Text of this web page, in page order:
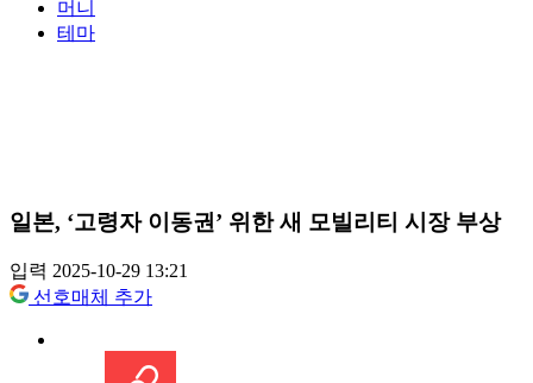
머니
테마
일본, ‘고령자 이동권’ 위한 새 모빌리티 시장 부상
입력 2025-10-29 13:21
선호매체 추가